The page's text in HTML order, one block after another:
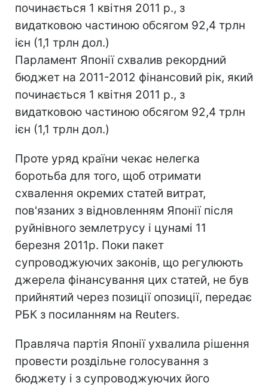
починається 1 квітня 2011 р., з
видатковою частиною обсягом 92,4 трлн
ієн (1,1 трлн дол.)
Парламент Японії схвалив рекордний
бюджет на 2011-2012 фінансовий рік, який
починається 1 квітня 2011 р., з
видатковою частиною обсягом 92,4 трлн
ієн (1,1 трлн дол.)
Проте уряд країни чекає нелегка
боротьба для того, щоб отримати
схвалення окремих статей витрат,
пов'язаних з відновленням Японії після
руйнівного землетрусу і цунамі 11
березня 2011р. Поки пакет
супроводжуючих законів, що регулюють
джерела фінансування цих статей, не був
прийнятий через позиції опозиції, передає
РБК з посиланням на Reuters.
Правляча партія Японії ухвалила рішення
провести роздільне голосування з
бюджету і з супроводжуючих його